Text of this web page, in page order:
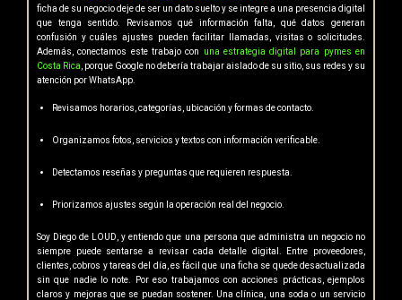
ficha de su negocio deje de ser un dato suelto y se integre a una presencia digital
que tenga sentido. Revisamos qué información falta, qué datos generan
confusión y cuáles ajustes pueden facilitar llamadas, visitas o solicitudes.
Además, conectamos este trabajo con
una estrategia digital para pymes en
Costa Rica , porque Google no debería trabajar aislado de su sitio, sus redes y su
atención por WhatsApp.
Revisamos horarios, categorías, ubicación y formas de contacto.
Organizamos fotos, servicios y textos con información verificable.
Detectamos reseñas y preguntas que requieren respuesta.
Priorizamos ajustes según la operación real del negocio.
Soy Diego de LOUD, y entiendo que una persona que administra un negocio no
siempre puede sentarse a revisar cada detalle digital. Entre proveedores,
clientes, cobros y tareas del día, es fácil que una ficha se quede desactualizada
sin que nadie lo note. Por eso trabajamos con acciones prácticas, ejemplos
claros y mejoras que se puedan sostener. Una clínica, una soda o un servicio